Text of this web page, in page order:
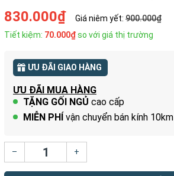
830.000₫ Giá niêm yết: 900.000₫
Tiết kiệm: 70.000₫so với giá thị trường
ƯU ĐÃI GIAO HÀNG
ƯU ĐÃI MUA HÀNG
TẶNG GỐI NGỦ cao cấp
MIỄN PHÍ vận chuyển bán kính 10km
– +